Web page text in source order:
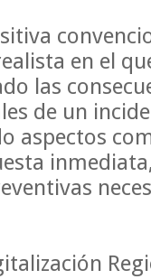
en el
las
de un
aspectos